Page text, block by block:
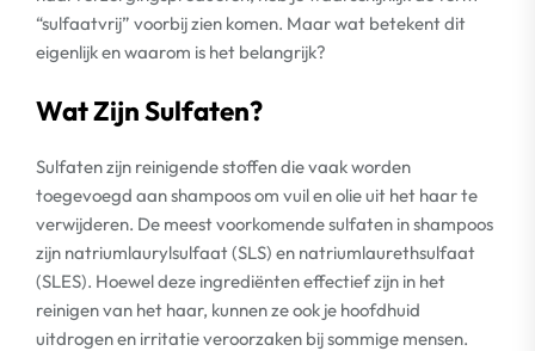
“sulfaatvrij” voorbij zien komen. Maar wat betekent dit
eigenlijk en waarom is het belangrijk?
Wat Zijn Sulfaten?
Sulfaten zijn reinigende stoffen die vaak worden
toegevoegd aan shampoos om vuil en olie uit het haar te
verwijderen. De meest voorkomende sulfaten in shampoos
zijn natriumlaurylsulfaat (SLS) en natriumlaurethsulfaat
(SLES). Hoewel deze ingrediënten effectief zijn in het
reinigen van het haar, kunnen ze ook je hoofdhuid
uitdrogen en irritatie veroorzaken bij sommige mensen.